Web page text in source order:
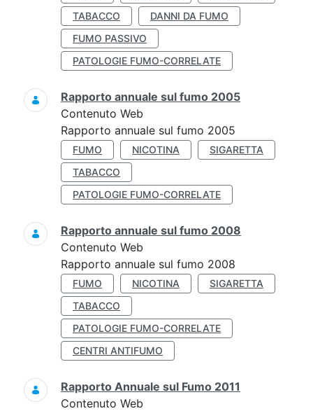
TABACCO
DANNI DA FUMO
FUMO PASSIVO
PATOLOGIE FUMO-CORRELATE
Rapporto annuale sul fumo 2005
Contenuto Web
Rapporto annuale sul fumo 2005
FUMO NICOTINA
SIGARETTA
TABACCO
PATOLOGIE FUMO-CORRELATE
Rapporto annuale sul fumo 2008
Contenuto Web
Rapporto annuale sul fumo 2008
FUMO NICOTINA
SIGARETTA
TABACCO
PATOLOGIE FUMO-CORRELATE
CENTRI ANTIFUMO
Rapporto Annuale sul Fumo 2011
Contenuto Web